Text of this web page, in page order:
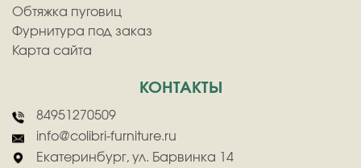
Обтяжка пуговиц
Фурнитура под заказ
Карта сайта
КОНТАКТЫ
84951270509
info@colibri-furniture.ru
Екатеринбург, ул. Барвинка 14